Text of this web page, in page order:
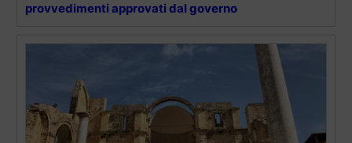
provvedimenti approvati dal governo